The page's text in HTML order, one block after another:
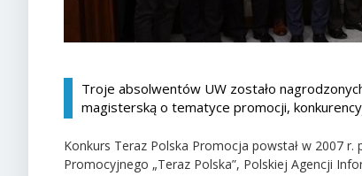
Troje absolwentów UW zostało
magisterską o tematyce promocji,
Konkurs Teraz Polska Promocja powstał w 2007
Promocyjnego „Teraz Polska”, Polskiej Agencji